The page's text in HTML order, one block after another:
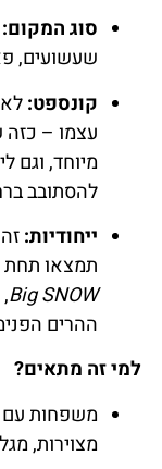
סוג המקום:
שעשועים,
קונספט:
עצמו – כזה
מיוחד, וגם
להסתובב
ייחודיות:
תמצאו תחת
Big SNOW
ההרים
למי זה מתאים?
משפחות עם
מצוירות,